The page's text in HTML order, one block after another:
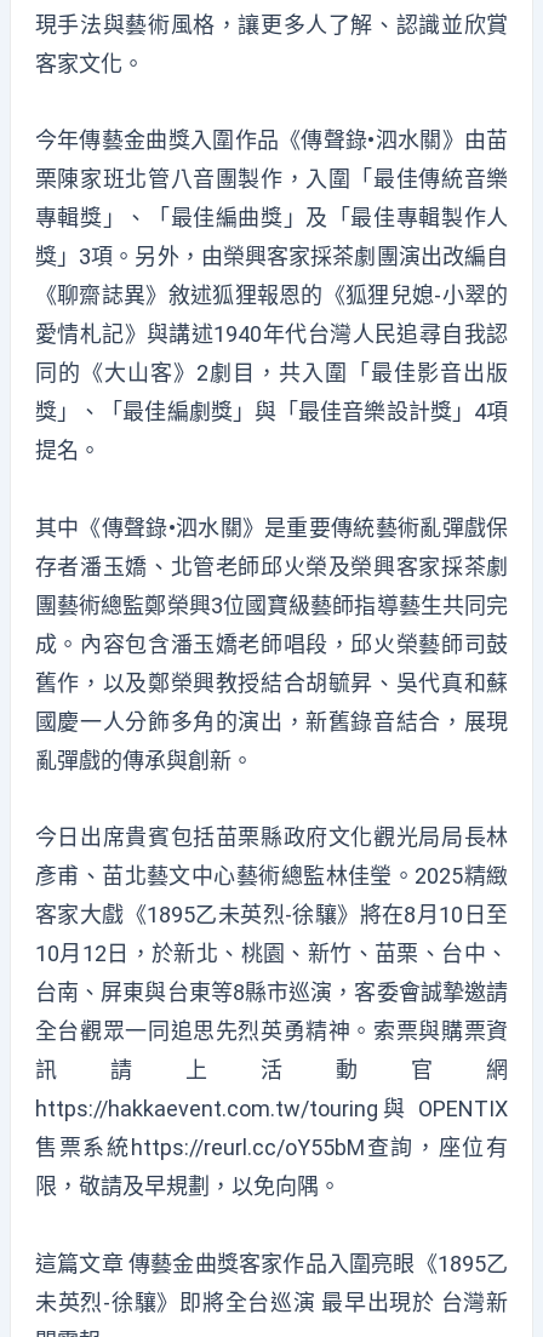
現手法與藝術風格，讓更多人了解、認識並欣賞
客家文化。
今年傳藝金曲獎入圍作品《傳聲錄•泗水關》由苗
栗陳家班北管八音團製作，入圍「最佳傳統音樂
專輯獎」、「最佳編曲獎」及「最佳專輯製作人
獎」3項。另外，由榮興客家採茶劇團演出改編自
《聊齋誌異》敘述狐狸報恩的《狐狸兒媳-小翠的
愛情札記》與講述1940年代台灣人民追尋自我認
同的《大山客》2劇目，共入圍「最佳影音出版
獎」、「最佳編劇獎」與「最佳音樂設計獎」4項
提名。
其中《傳聲錄•泗水關》是重要傳統藝術亂彈戲保
存者潘玉嬌、北管老師邱火榮及榮興客家採茶劇
團藝術總監鄭榮興3位國寶級藝師指導藝生共同完
成。內容包含潘玉嬌老師唱段，邱火榮藝師司鼓
舊作，以及鄭榮興教授結合胡毓昇、吳代真和蘇
國慶一人分飾多角的演出，新舊錄音結合，展現
亂彈戲的傳承與創新。
今日出席貴賓包括苗栗縣政府文化觀光局局長林
彥甫、苗北藝文中心藝術總監林佳瑩。2025精緻
客家大戲《1895乙未英烈-徐驤》將在8月10日至
10月12日，於新北、桃園、新竹、苗栗、台中、
台南、屏東與台東等8縣市巡演，客委會誠摯邀請
全台觀眾一同追思先烈英勇精神。索票與購票資
訊請上活動官網
https://hakkaevent.com.tw/touring與 OPENTIX
售票系統https://reurl.cc/oY55bM查詢，座位有
限，敬請及早規劃，以免向隅。
這篇文章 傳藝金曲獎客家作品入圍亮眼《1895乙
未英烈-徐驤》即將全台巡演 最早出現於 台灣新